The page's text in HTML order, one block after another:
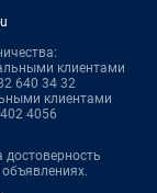
клиентами
640 34 32
клиентами
4056
достоверность